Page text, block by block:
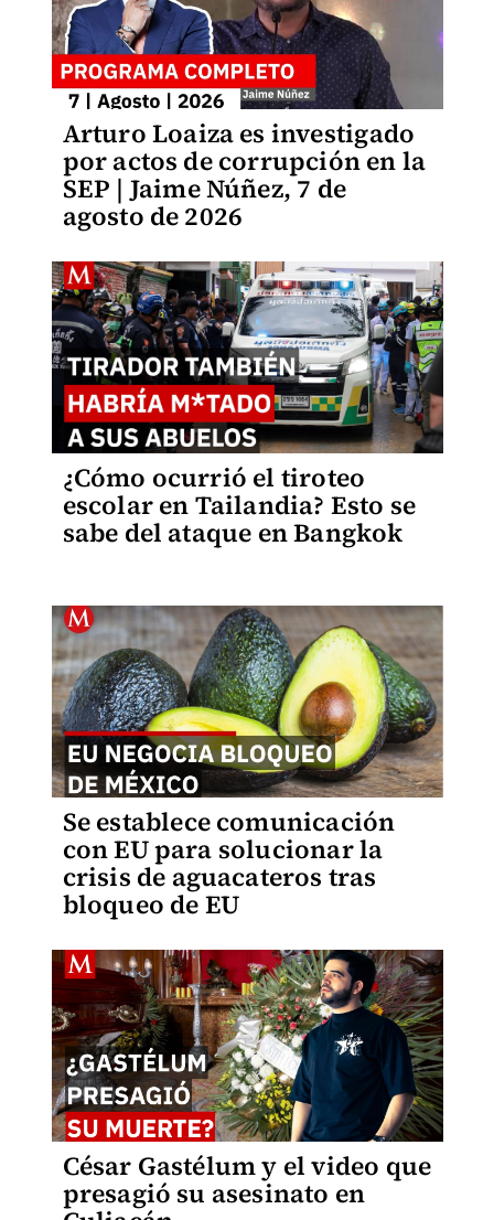
Arturo Loaiza es investigado
por actos de corrupción en la
SEP | Jaime Núñez, 7 de
agosto de 2026
¿Cómo ocurrió el tiroteo
escolar en Tailandia? Esto se
sabe del ataque en Bangkok
Se establece comunicación
con EU para solucionar la
crisis de aguacateros tras
bloqueo de EU
César Gastélum y el video que
presagió su asesinato en